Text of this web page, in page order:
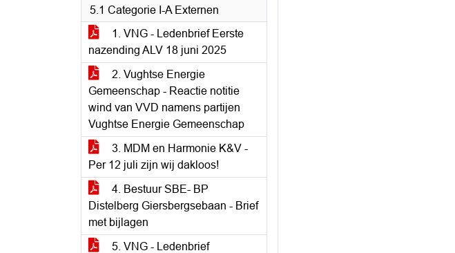
5.1 Categorie I-A Externen
1. VNG - Ledenbrief Eerste
nazending ALV 18 juni 2025
2. Vughtse Energie
Gemeenschap - Reactie notitie
wind van VVD namens partijen
Vughtse Energie Gemeenschap
3. MDM en Harmonie K&V -
Per 12 juli zijn wij dakloos!
4. Bestuur SBE- BP
Distelberg Giersbergsebaan - Brief
met bijlagen
5. VNG - Ledenbrief